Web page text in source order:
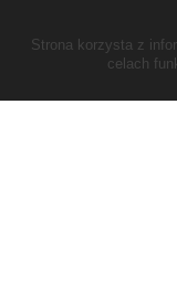
Strona korzysta z
celach